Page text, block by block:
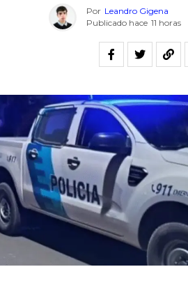
Por Leandro Gigena
Publicado hace 11 horas